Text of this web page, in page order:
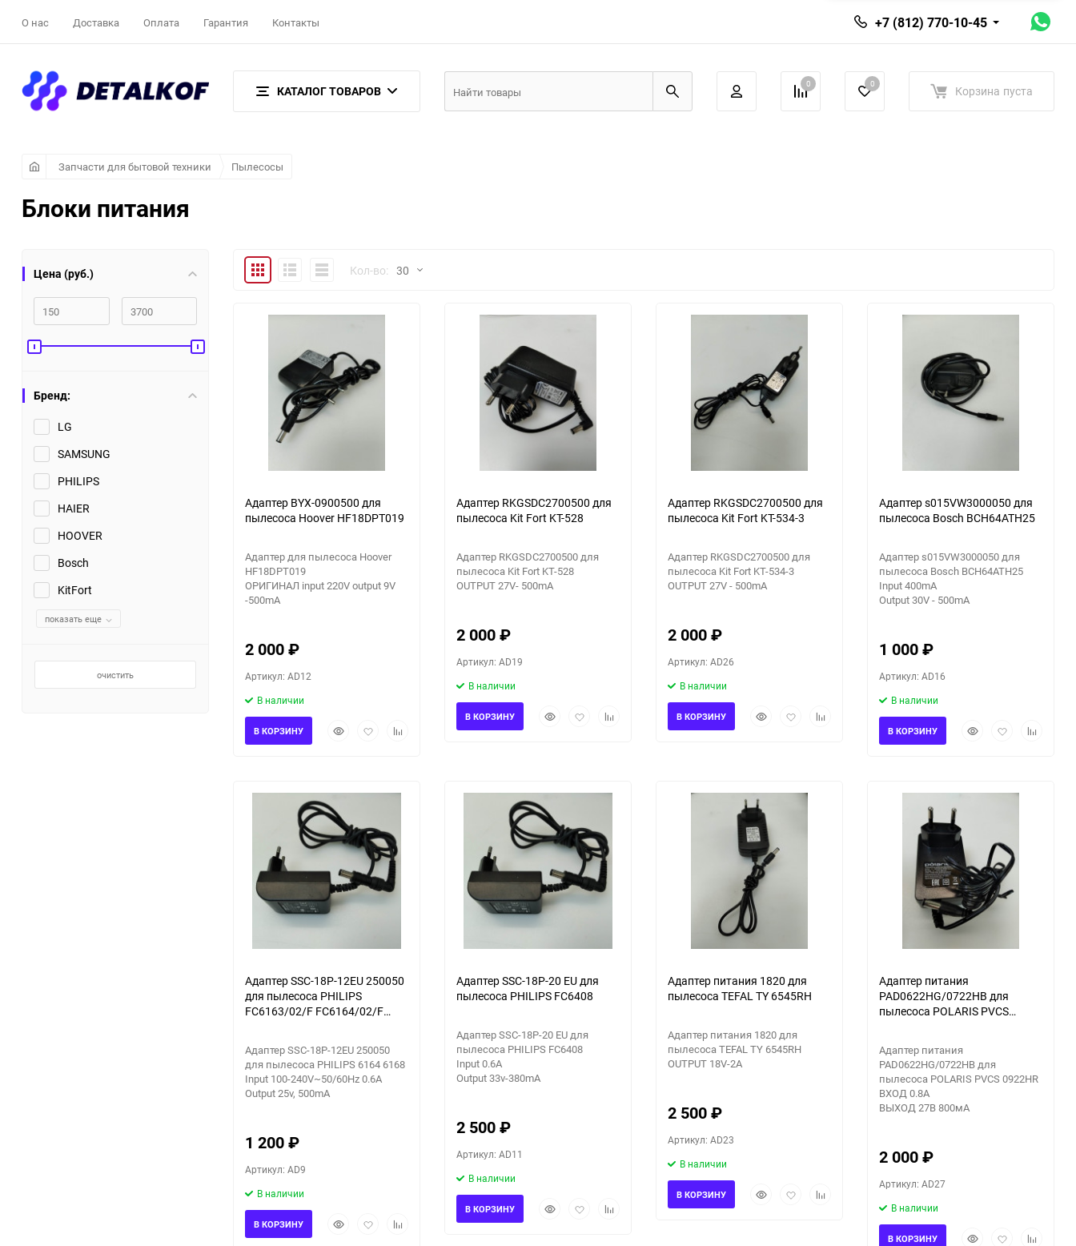
О нас Доставка Оплата Гарантия Контакты +7 (812) 770-10-45
КАТАЛОГ ТОВАРОВ 0 0 Корзина пуста
Запчасти для бытовой техники Пылесосы
Блоки питания
Цена (руб.)
Бренд:
LG
SAMSUNG
PHILIPS
HAIER
HOOVER
Bosch
KitFort
показать еще
очистить
ПлиткаПодробноКомпактноКол-во: 30
30
90
Адаптер BYX-0900500 для
пылесоса Hoover HF18DPT019
Адаптер для пылесоса Hoover
HF18DPT019
ОРИГИНАЛ input 220V output 9V
-500mA
2 000₽
Артикул: AD12
В наличии
БыстрыйДобавитьДобавить
В КОРЗИНУ
Адаптер RKGSDC2700500 для
пылесоса Kit Fort KT-528
Адаптер RKGSDC2700500 для
пылесоса Kit Fort KT-528
OUTPUT 27V- 500mA
2 000₽
Артикул: AD19
В наличии
БыстрыйДобавитьДобавить
В КОРЗИНУ
Адаптер RKGSDC2700500 для
пылесоса Kit Fort KT-534-3
Адаптер RKGSDC2700500 для
пылесоса Kit Fort KT-534-3
OUTPUT 27V - 500mA
2 000₽
Артикул: AD26
В наличии
БыстрыйДобавитьДобавить
В КОРЗИНУ
Адаптер s015VW3000050 для
пылесоса Bosch BCH64ATH25
Адаптер s015VW3000050 для
пылесоса Bosch BCH64ATH25
Input 400mA
Output 30V - 500mA
1 000₽
Артикул: AD16
В наличии
БыстрыйДобавитьДобавить
В КОРЗИНУ
Адаптер SSC-18P-12EU 250050
для пылесоса PHILIPS
FC6163/02/F FC6164/02/F
Адаптер SSC-18P-12EU 250050
для пылесоса PHILIPS 6164 6168
Input 100-240V~50/60Hz 0.6A
Output 25v, 500mA
1 200₽
Артикул: AD9
В наличии
БыстрыйДобавитьДобавить
В КОРЗИНУ
Адаптер SSC-18P-20 EU для
пылесоса PHILIPS FC6408
Адаптер SSC-18P-20 EU для
пылесоса PHILIPS FC6408
Input 0.6A
Output 33v-380mA
2 500₽
Артикул: AD11
В наличии
БыстрыйДобавитьДобавить
В КОРЗИНУ
Адаптер питания 1820 для
пылесоса TEFAL TY 6545RH
Адаптер питания 1820 для
пылесоса TEFAL TY 6545RH
OUTPUT 18V-2A
2 500₽
Артикул: AD23
В наличии
БыстрыйДобавитьДобавить
В КОРЗИНУ
Адаптер питания
PAD0622HG/0722HB для
пылесоса POLARIS PVCS
Адаптер питания
PAD0622HG/0722HB для
пылесоса POLARIS PVCS 0922HR
ВХОД 0.8А
ВЫХОД 27В 800мА
2 000₽
Артикул: AD27
В наличии
БыстрыйДобавитьДобавить
В КОРЗИНУ